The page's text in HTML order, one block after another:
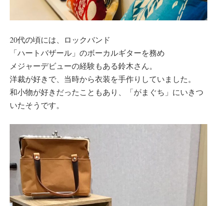
20代の頃には、ロックバンド
「ハートバザール」のボーカルギターを務め
メジャーデビューの経験もある鈴木さん。
洋裁が好きで、当時から衣装を手作りしていました。
和小物が好きだったこともあり、「がまぐち」にいきつ
いたそうです。